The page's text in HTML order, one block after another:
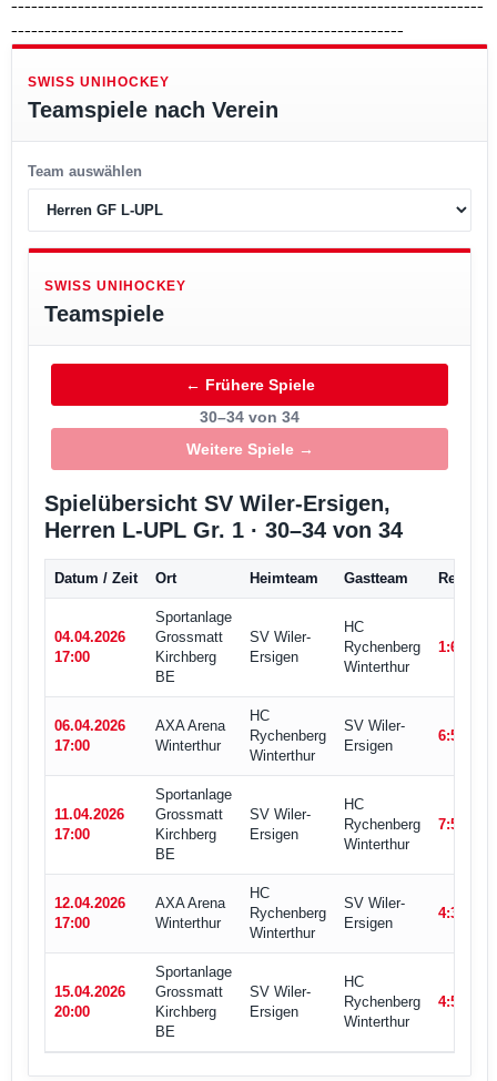
-----------------------------------------------------------------------
-----------------------------------------------------------